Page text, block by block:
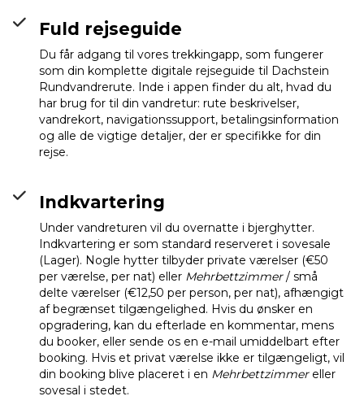
Fuld rejseguide
Du får adgang til vores trekkingapp, som fungerer
som din komplette digitale rejseguide til Dachstein
Rundvandrerute. Inde i appen finder du alt, hvad du
har brug for til din vandretur: rute beskrivelser,
vandrekort, navigationssupport, betalingsinformation
og alle de vigtige detaljer, der er specifikke for din
rejse.
Indkvartering
Under vandreturen vil du overnatte i bjerghytter.
Indkvartering er som standard reserveret i sovesale
(Lager). Nogle hytter tilbyder private værelser (€50
per værelse, per nat) eller Mehrbettzimmer/ små
delte værelser (€12,50 per person, per nat), afhængigt
af begrænset tilgængelighed. Hvis du ønsker en
opgradering, kan du efterlade en kommentar, mens
du booker, eller sende os en e-mail umiddelbart efter
booking. Hvis et privat værelse ikke er tilgængeligt, vil
din booking blive placeret i en Mehrbettzimmereller
sovesal i stedet.